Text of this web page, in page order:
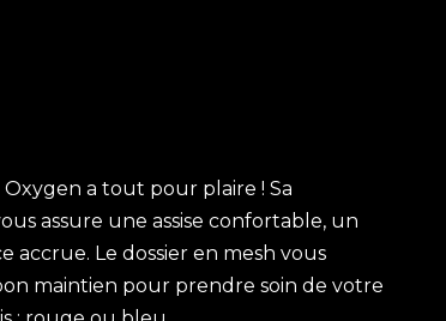
a tout pour plaire ! Sa
assure une assise confortable, un
accrue. Le dossier en mesh vous
maintien pour prendre soin de votre